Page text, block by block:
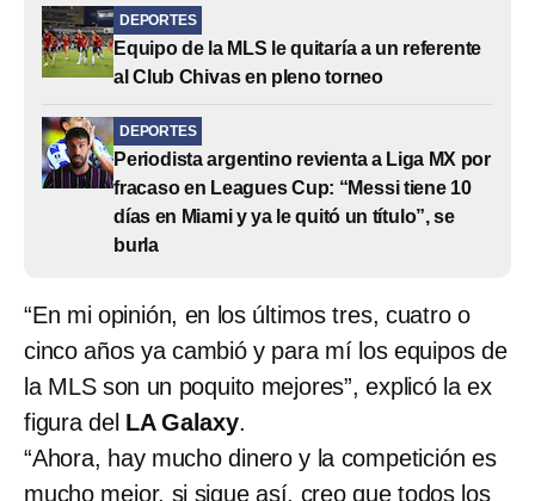
DEPORTES
Equipo de la MLS le quitaría a un referente
al Club Chivas en pleno torneo
DEPORTES
Periodista argentino revienta a Liga MX por
fracaso en Leagues Cup: “Messi tiene 10
días en Miami y ya le quitó un título”, se
burla
“En mi opinión, en los últimos tres, cuatro o
cinco años ya cambió y para mí los equipos de
la MLS son un poquito mejores”, explicó la ex
figura del LA Galaxy.
“Ahora, hay mucho dinero y la competición es
mucho mejor, si sigue así, creo que todos los